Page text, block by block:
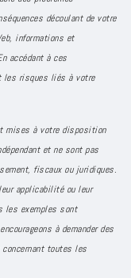
découlant de votre
informations et
accédant à ces
les risques liés à votre
mises à votre disposition
et ne sont pas
fiscaux ou juridiques.
applicabilité ou leur
les exemples sont
à demander des
toutes les